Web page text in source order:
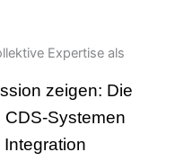
Expertise als
zeigen: Die
Systemen